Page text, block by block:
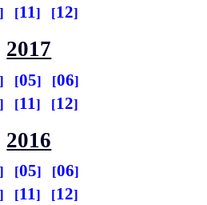
11 12
2017
05
06
11 12
2016
05
06
11 12